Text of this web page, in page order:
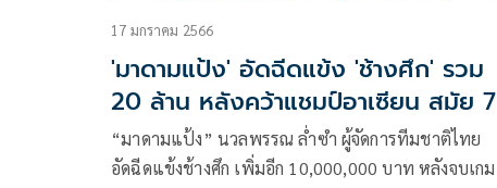
17 มกราคม 2566
'มาดามแป้ง' อัดฉีดแข้ง 'ช้างศึก' รวม
20 ล้าน หลังคว้าแชมป์อาเซียน สมัย 7
“มาดามแป้ง” นวลพรรณ ล่ำซำ ผู้จัดการทีมชาติไทย
อัดฉีดแข้งช้างศึก เพิ่มอีก 10,000,000 บาท หลังจบเกม